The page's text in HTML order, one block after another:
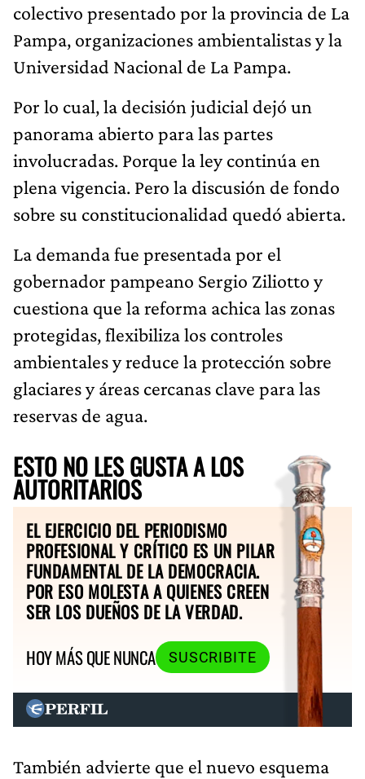
colectivo presentado por la provincia de La
Pampa, organizaciones ambientalistas y la
Universidad Nacional de La Pampa.
Por lo cual, la decisión judicial dejó un
panorama abierto para las partes
involucradas. Porque la ley continúa en
plena vigencia. Pero la discusión de fondo
sobre su constitucionalidad quedó abierta.
La demanda fue presentada por el
gobernador pampeano Sergio Ziliotto y
cuestiona que la reforma achica las zonas
protegidas, flexibiliza los controles
ambientales y reduce la protección sobre
glaciares y áreas cercanas clave para las
reservas de agua.
ESTO NO LES GUSTA A LOS
AUTORITARIOS
EL EJERCICIO DEL PERIODISMO
PROFESIONAL Y CRÍTICO ES UN PILAR
FUNDAMENTAL DE LA DEMOCRACIA.
POR ESO MOLESTA A QUIENES CREEN
SER LOS DUEÑOS DE LA VERDAD.
HOY MÁS QUE NUNCA
SUSCRIBITE
También advierte que el nuevo esquema